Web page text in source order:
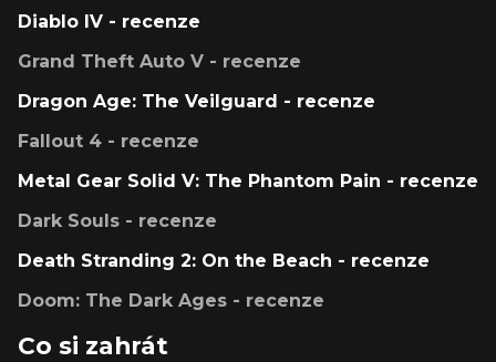
Diablo IV - recenze
Grand Theft Auto V - recenze
Dragon Age: The Veilguard - recenze
Fallout 4 - recenze
Metal Gear Solid V: The Phantom Pain - recenze
Dark Souls - recenze
Death Stranding 2: On the Beach - recenze
Doom: The Dark Ages - recenze
Co si zahrát